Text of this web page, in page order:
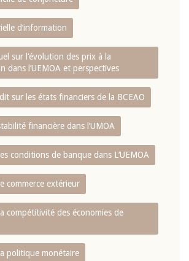
d‘information
sur l‘évolution des prix à la
dans l‘UEMOA et perspectives
sur les états financiers de la BCEAO
financière dans l‘UMOA
conditions de banque dans L‘UEMOA
commerce extérieur
compétitivité des économies de
politique monétaire